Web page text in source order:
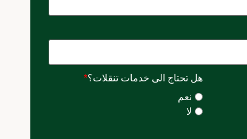
هل تحتاج الى خدمات تنقلات؟*
نعم
لا